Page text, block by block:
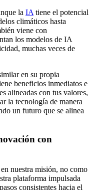
la IA tiene el potencial
climáticos hasta
viene con
los modelos de IA
muchas veces de
en su propia
beneficios inmediatos e
alineadas con tus valores,
la tecnología de manera
un futuro que se alinea
con
nuestra misión, no como
plataforma impulsada
consistentes hacia el